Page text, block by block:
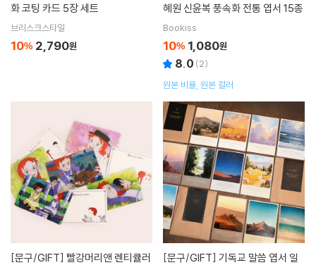
화 코팅 카드 5장 세트
브리스크스타일
10% 2,790원
혜원 신윤복 풍속화 전통 엽서 15종
Bookiss
10% 1,080원
8.0 (2)
원본 비율, 원본 컬러
[문구/GIFT] [문구/GIFT]